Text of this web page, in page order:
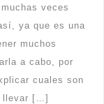
veces
ya que es una
muchos
a cabo, por
cuales son
llevar […]